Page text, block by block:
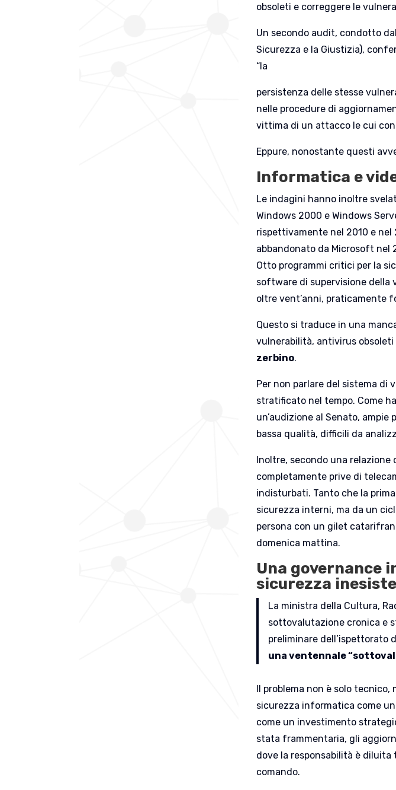
obsoleti e correggere le
Un secondo audit, condotto
Sicurezza e la Giustizia),
“la
persistenza delle stesse
nelle procedure di
vittima di un attacco le cui
Eppure, nonostante questi
Informatica e
Le indagini hanno inoltre
Windows 2000 e Windows
rispettivamente nel 2010 e
abbandonato da Microsoft nel
Otto programmi critici per la
software di supervisione della
oltre vent’anni, praticamente
Questo si traduce in una
vulnerabilità, antivirus obsoleti
zerbino.
Per non parlare del sistema di
stratificato nel tempo. Come
un’audizione al Senato,
bassa qualità, difficili da
Inoltre, secondo una
completamente prive di
indisturbati. Tanto che la
sicurezza interni, ma da un
persona con un gilet
domenica mattina.
Una governance
sicurezza
La ministra della Cultura,
sottovalutazione cronica e
preliminare dell’ispettorato
una ventennale
Il problema non è solo
sicurezza informatica come
come un investimento
stata frammentaria, gli
dove la responsabilità è
comando.